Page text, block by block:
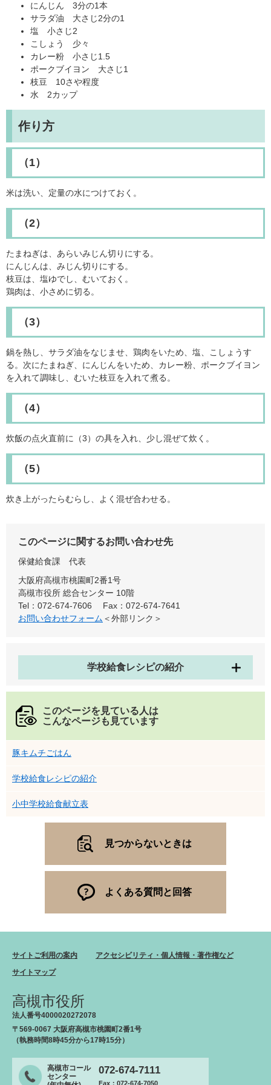
にんじん 3分の1本
サラダ油 大さじ2分の1
塩 小さじ2
こしょう 少々
カレー粉 小さじ1.5
ポークブイヨン 大さじ1
枝豆 10さや程度
水 2カップ
作り方
（1）
米は洗い、定量の水につけておく。
（2）
たまねぎは、あらいみじん切りにする。
にんじんは、みじん切りにする。
枝豆は、塩ゆでし、むいておく。
鶏肉は、小さめに切る。
（3）
鍋を熱し、サラダ油をなじませ、鶏肉をいため、塩、こしょうす
る。次にたまねぎ、にんじんをいため、カレー粉、ポークブイヨン
を入れて調味し、むいた枝豆を入れて煮る。
（4）
炊飯の点火直前に（3）の具を入れ、少し混ぜて炊く。
（5）
炊き上がったらむらし、よく混ぜ合わせる。
このページに関するお問い合わせ先
保健給食課
代表
大阪府高槻市桃園町2番1号
高槻市役所 総合センター 10階
Tel：072-674-7606
Fax：072-674-7641
お問い合わせフォーム ＜外部リンク＞
学校給食レシピの紹介
このページを見ている人は
こんなページも見ています
豚キムチごはん
学校給食レシピの紹介
小中学校給食献立表
見つからないときは
よくある質問と回答
サイトご利用の案内
アクセシビリティ・個人情報・著作権など
サイトマップ
高槻市役所
法人番号4000020272078
〒569-0067 大阪府高槻市桃園町2番1号
（執務時間8時45分から17時15分）
高槻市コール
センター
072-674-7111
Fax：072-674-7050